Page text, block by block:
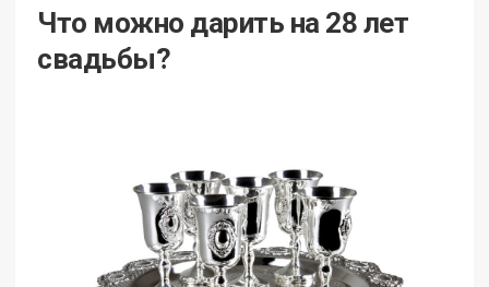
Что можно дарить на 28 лет
свадьбы?